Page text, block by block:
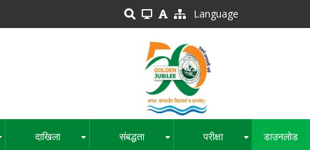
Language
दाखिला संबद्धता परीक्षा डाउनलोड